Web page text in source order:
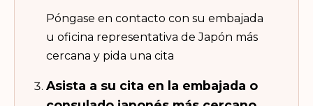
Póngase en contacto con su embajada
u oficina representativa de Japón más
cercana y pida una cita
Asista a su cita en la embajada o